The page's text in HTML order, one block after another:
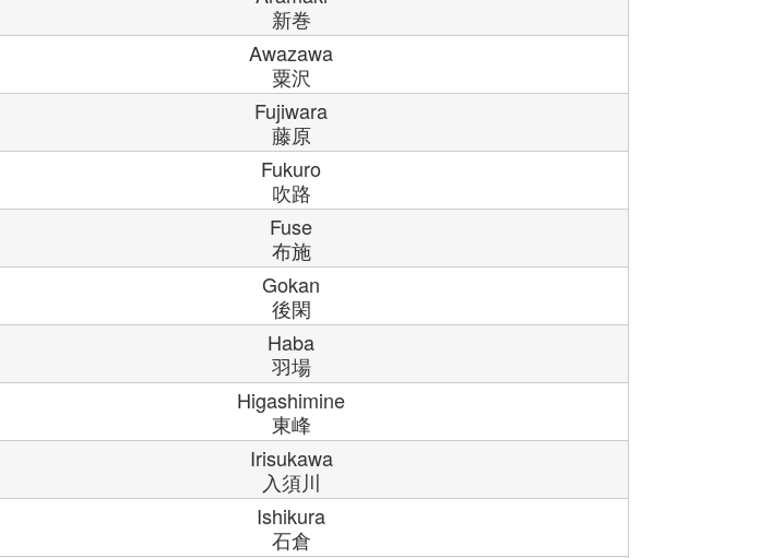
新巻
Awazawa
粟沢
Fujiwara
藤原
Fukuro
吹路
Fuse
布施
Gokan
後閑
Haba
羽場
Higashimine
東峰
Irisukawa
入須川
Ishikura
石倉